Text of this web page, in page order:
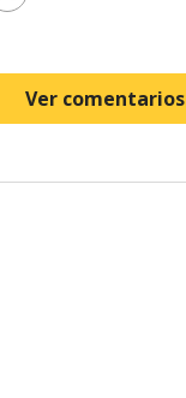
Ver comentarios